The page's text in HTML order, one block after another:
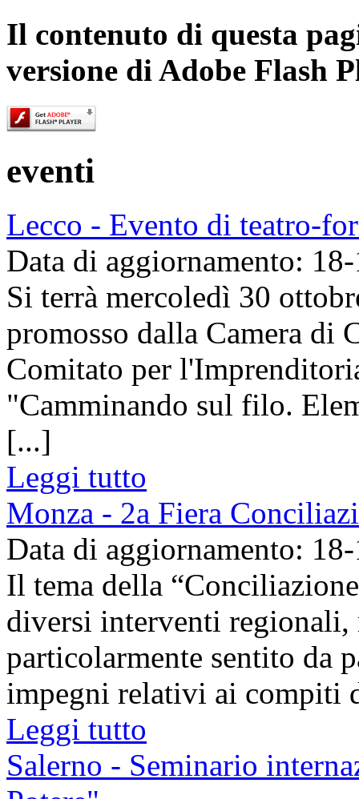
Il contenuto di questa
versione di Adobe Flash
eventi
Lecco - Evento di teatro-
Data di aggiornamento:
Si terrà mercoledì 30
promosso dalla Camera di
Comitato per
"Camminando sul filo.
[...]
Leggi tutto
Monza - 2a Fiera
Data di aggiornamento:
Il tema della
diversi interventi regionali,
particolarmente sentito da
impegni relativi ai compiti
Leggi tutto
Salerno - Seminario